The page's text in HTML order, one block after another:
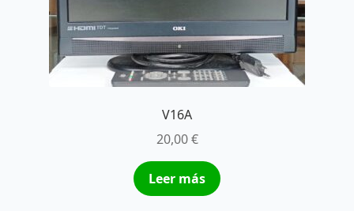
V16A
20,00€
Leer más